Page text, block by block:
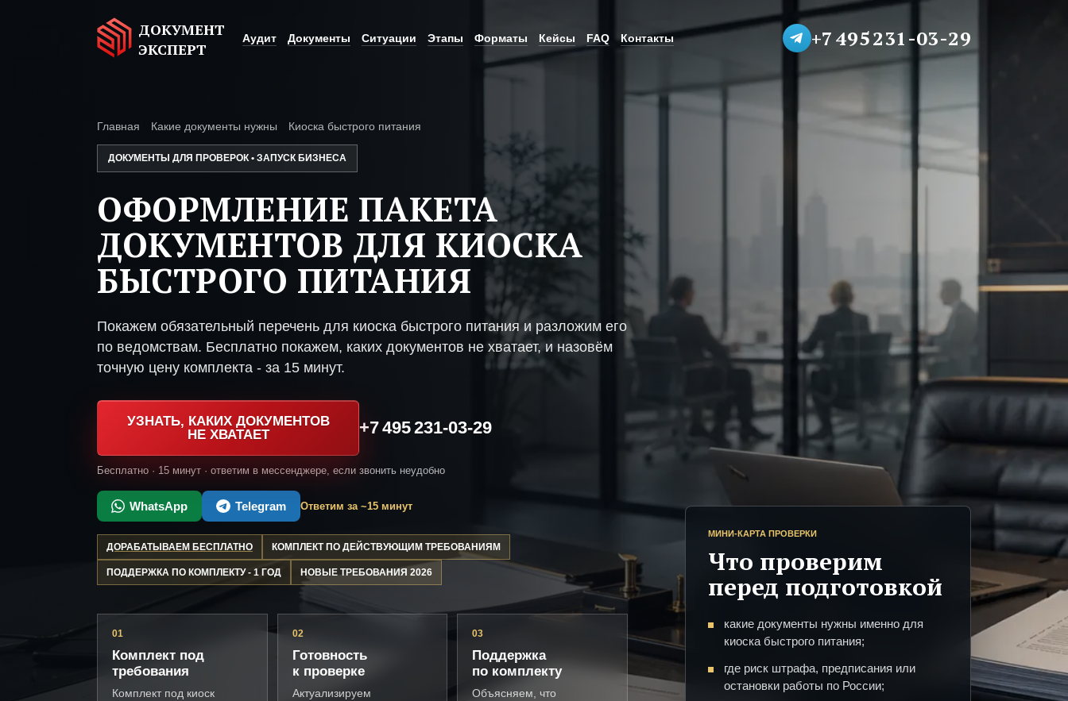
ДОКУМЕНТ
ЭКСПЕРТ
Аудит Документы Ситуации Этапы Форматы Кейсы FAQ Контакты +7 495 231-03-29
Главная Какие документы нужны Киоска быстрого питания
ДОКУМЕНТЫ ДЛЯ ПРОВЕРОК • ЗАПУСК БИЗНЕСА
ОФОРМЛЕНИЕ ПАКЕТА
ДОКУМЕНТОВ ДЛЯ КИОСКА
БЫСТРОГО ПИТАНИЯ
Покажем обязательный перечень для киоска быстрого питания и разложим его
по ведомствам. Бесплатно покажем, каких документов не хватает, и назовём
точную цену комплекта - за 15 минут.
УЗНАТЬ, КАКИХ ДОКУМЕНТОВ
НЕ ХВАТАЕТ
+7 495 231-03-29
Бесплатно · 15 минут · ответим в мессенджере, если звонить неудобно
WhatsApp Telegram Ответим за ~15 минут
ДОРАБАТЫВАЕМ БЕСПЛАТНО КОМПЛЕКТ ПО ДЕЙСТВУЮЩИМ ТРЕБОВАНИЯМ
ПОДДЕРЖКА ПО КОМПЛЕКТУ - 1 ГОД НОВЫЕ ТРЕБОВАНИЯ 2026
01
Комплект под
требования
Комплект под киоск
02
Готовность
к проверке
Актуализируем
03
Поддержка
по комплекту
Объясняем, что
МИНИ-КАРТА ПРОВЕРКИ
Что проверим
перед подготовкой
какие документы нужны именно для
киоска быстрого питания;
где риск штрафа, предписания или
остановки работы по России;